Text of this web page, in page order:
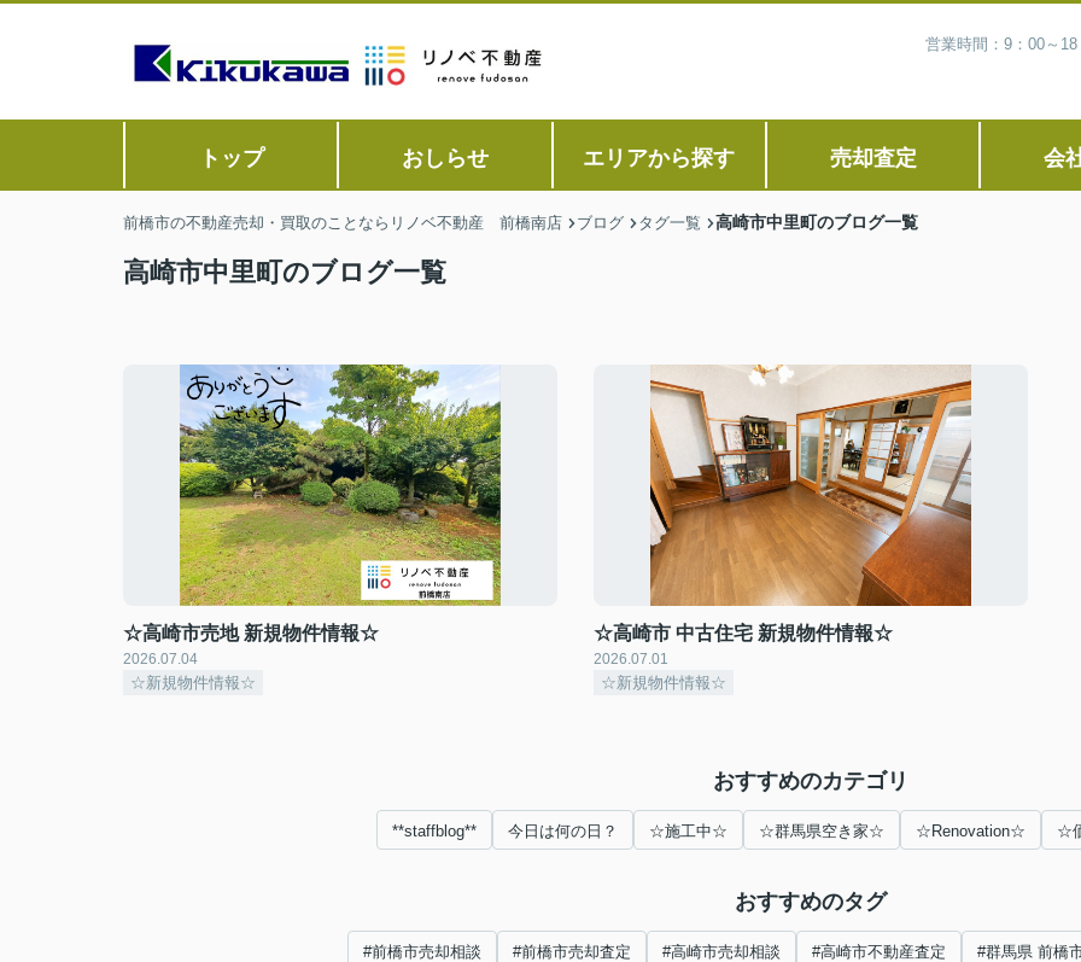
営業時間：9：00～
トップ おしらせ エリアから探す 売却査定 会
前橋市の不動産売却・買取のことならリノベ不動産 前橋南店 ブログ タグ一覧 高崎市中里町のブログ一覧
高崎市中里町のブログ一覧
☆高崎市売地 新規物件情報☆
2026.07.04
☆新規物件情報☆
☆高崎市 中古住宅 新規物件情報☆
2026.07.01
☆新規物件情報☆
おすすめのカテゴリ
**staffblog** 今日は何の日？ ☆施工中☆ ☆群馬県空き家☆ ☆Renovation☆ ☆
おすすめのタグ
#前橋市売却相談 #前橋市売却査定 #高崎市売却相談 #高崎市不動産査定 #群馬県 前橋